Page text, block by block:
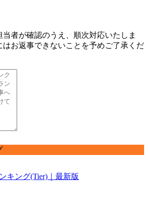
者が確認のうえ、順次対応いたしま
はお返事できないことを予めご了承くだ
キング(Tier)｜最新版